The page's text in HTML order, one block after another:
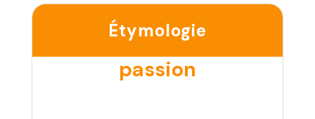
Étymologie
passion